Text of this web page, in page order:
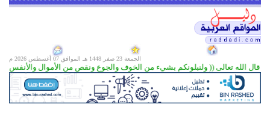
الجمعة 23 صفر 1448 هـ الموافق
قال الله تعالى (( ولنبلونكم بشيء من الخوف والجوع ونقص من الأموال والأنفس والثمرات وبشر